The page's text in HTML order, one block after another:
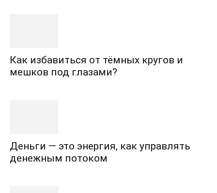
Как избавиться от тёмных кругов и
мешков под глазами?
Деньги — это энергия, как управлять
денежным потоком